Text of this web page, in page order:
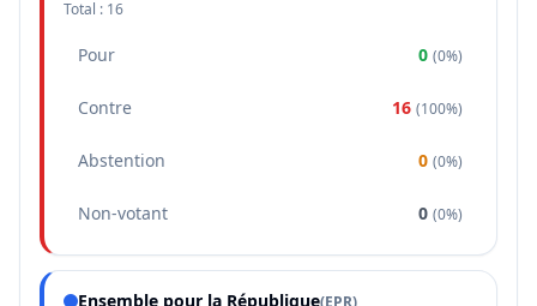
Total : 16
Pour 0 (0%)
Contre 16 (100%)
Abstention 0 (0%)
Non-votant 0 (0%)
Ensemble pour la République(EPR)